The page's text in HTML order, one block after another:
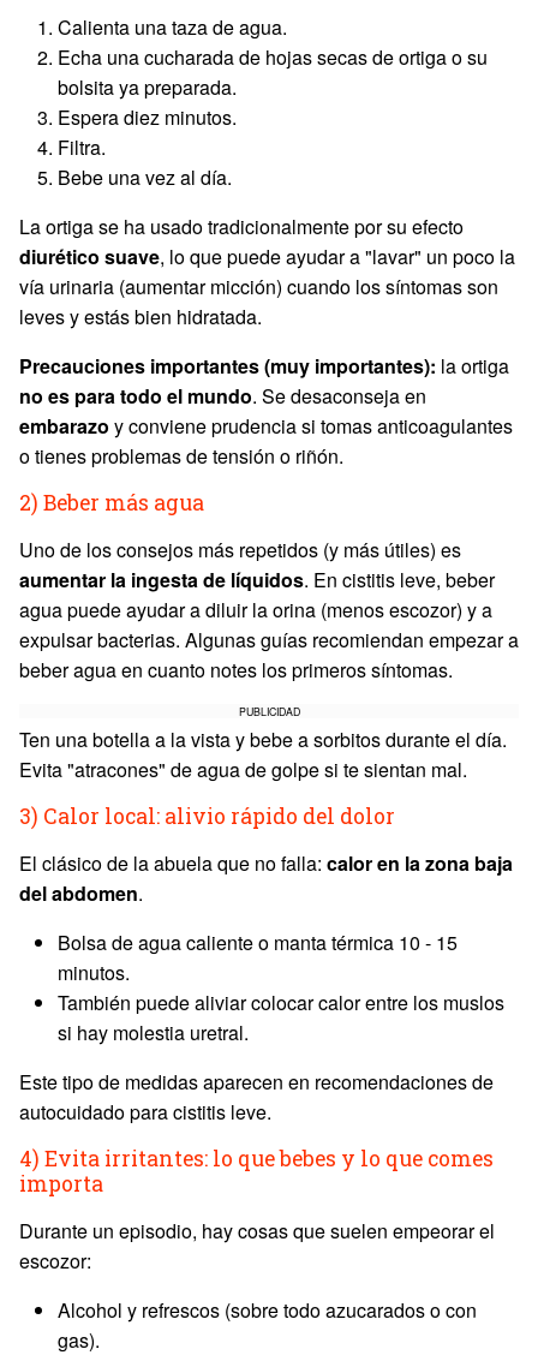
Calienta una taza de agua.
Echa una cucharada de hojas secas de ortiga o su
bolsita ya preparada.
Espera diez minutos.
Filtra.
Bebe una vez al día.
La ortiga se ha usado tradicionalmente por su efecto
diurético suave, lo que puede ayudar a "lavar" un poco la
vía urinaria (aumentar micción) cuando los síntomas son
leves y estás bien hidratada.
Precauciones importantes (muy importantes): la ortiga
no es para todo el mundo. Se desaconseja en
embarazo y conviene prudencia si tomas anticoagulantes
o tienes problemas de tensión o riñón.
2) Beber más agua
Uno de los consejos más repetidos (y más útiles) es
aumentar la ingesta de líquidos. En cistitis leve, beber
agua puede ayudar a diluir la orina (menos escozor) y a
expulsar bacterias. Algunas guías recomiendan empezar a
beber agua en cuanto notes los primeros síntomas.
PUBLICIDAD
Ten una botella a la vista y bebe a sorbitos durante el día.
Evita "atracones" de agua de golpe si te sientan mal.
3) Calor local: alivio rápido del dolor
El clásico de la abuela que no falla: calor en la zona baja
del abdomen.
Bolsa de agua caliente o manta térmica 10 - 15
minutos.
También puede aliviar colocar calor entre los muslos
si hay molestia uretral.
Este tipo de medidas aparecen en recomendaciones de
autocuidado para cistitis leve.
4) Evita irritantes: lo que bebes y lo que comes
importa
Durante un episodio, hay cosas que suelen empeorar el
escozor:
Alcohol y refrescos (sobre todo azucarados o con
gas).